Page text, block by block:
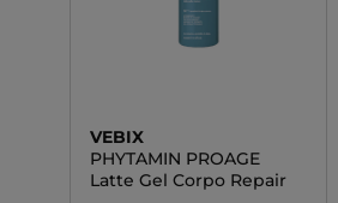
VEBIX
PHYTAMIN PROAGE
Latte Gel Corpo Repair